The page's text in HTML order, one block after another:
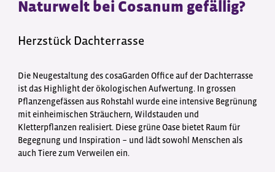
Naturwelt bei Cosanum gefällig?
Herzstück Dachterrasse
Die Neugestaltung des cosaGarden Office auf der Dachterrasse
ist das Highlight der ökologischen Aufwertung. In grossen
Pflanzengefässen aus Rohstahl wurde eine intensive Begrünung
mit einheimischen Sträuchern, Wildstauden und
Kletterpflanzen realisiert. Diese grüne Oase bietet Raum für
Begegnung und Inspiration − und lädt sowohl Menschen als
auch Tiere zum Verweilen ein.